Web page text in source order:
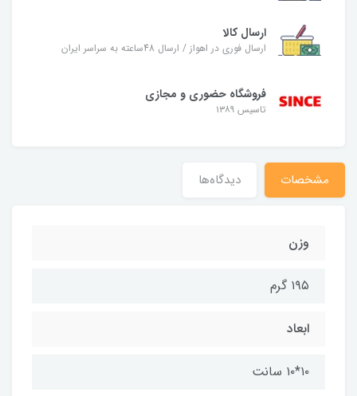
ارسال کالا
ارسال فوری در اهواز / ارسال 48ساعته به سراسر ایران
فروشگاه حضوری و مجازی
تاسیس ۱۳۸۹
مشخصات دیدگاه‌ها
وزن
۱۹۵ گرم
ابعاد
۱۰*۱۰ سانت